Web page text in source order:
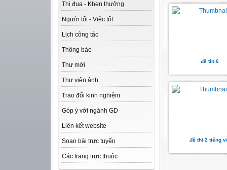
Thi đua - Khen thưởng
Người tốt - Việc tốt
Lịch công tác
Thông báo
Thư mời
Thư viện ảnh
Trao đổi kinh nghiệm
Góp ý với ngành GD
Liên kết website
Soạn bài trực tuyến
Các trang trực thuộc
đề tin 6
đề thi 2 tiếng